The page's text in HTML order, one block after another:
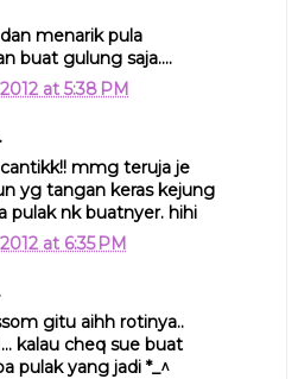
menarik pula
buat gulung saja....
at 5:38 PM
mmg teruja je
yg tangan keras kejung
pulak nk buatnyer. hihi
at 6:35 PM
gitu aihh rotinya..
kalau cheq sue buat
pulak yang jadi *_^